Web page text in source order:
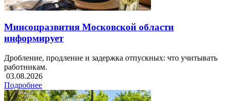
Минсоцразвития Московской области
информирует
Дробление, продление и задержка отпускных: что учитывать
работникам.
03.08.2026
Подробнее